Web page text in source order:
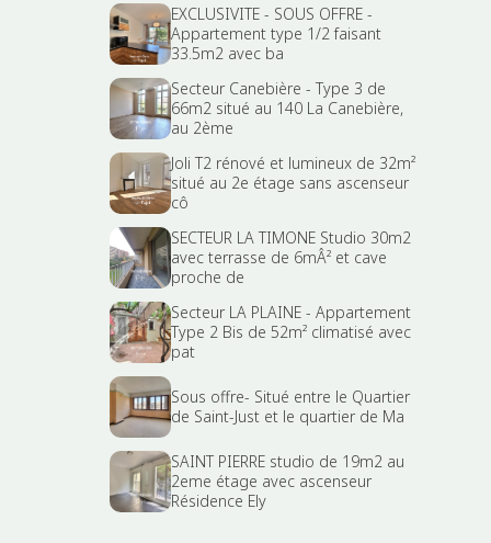
EXCLUSIVITE - SOUS OFFRE -
Appartement type 1/2 faisant
33.5m2 avec ba
Secteur Canebière - Type 3 de
66m2 situé au 140 La Canebière,
au 2ème
Joli T2 rénové et lumineux de 32m²
situé au 2e étage sans ascenseur
cô
SECTEUR LA TIMONE Studio 30m2
avec terrasse de 6mÂ² et cave
proche de
Secteur LA PLAINE - Appartement
Type 2 Bis de 52m² climatisé avec
pat
Sous offre- Situé entre le Quartier
de Saint-Just et le quartier de Ma
SAINT PIERRE studio de 19m2 au
2eme étage avec ascenseur
Résidence Ely